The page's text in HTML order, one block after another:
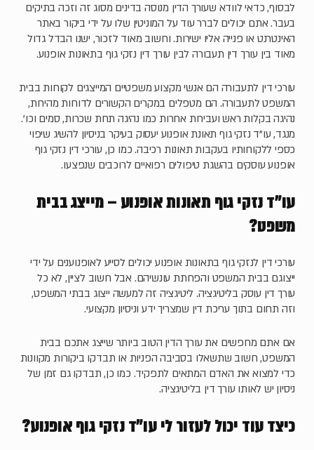
לבסוף, כדאי לוודא שעורך הדין מנוסה בדינים מסוג זה וזכה בתיקים
בעבר. אתם יכולים לברר עוד על המוניטין שלו על ידי ביקור באתר
האינטרנט או פנייה אליו ישירות. וחשוב מאוד לזכור, ישנו הבדל גדול
מאוד בין עורך דין תעבורה לבין עורך דין נזקי גוף בתאונות אופנוע.
עורכי דין לתעבורה הם אנשי מקצוע משפטיים המייצגים לקוחות בבית
המשפט לתעבורה. הם מטפלים במקרים הקשורים לדוחות מהירות,
נהיגה בקלות ראש ועבירות אחרות כמו נהיגה תחת שכרות, סמים וכו'.
מנגד, עו"ד נזקי גוף תאונת אופנוע יעסוק בעיקר בניסיון להשיג שיפוי
כספי ללקוחותיו בעקבות תאונות רכיבה. כמו כן, עורכי דין נזקי גוף
אופנוע עוסקים בהשגת טיפולים רפואיים לרוכבים שנפצעו.
עו"ד נזקי גוף תאונות אופנוע – מייצג בבית
משפט?
עורכי דין לנזקי גוף בתאונות אופנוע יכולים לסייע לאופנוענים על ידי
ייצוגם בבית המשפט והפחתת עונשיהם. אבל חשוב לציין, לא כל
עורך דין עוסק בליטיגציה. ליטיגציה זה למעשה ייצוג בבתי המשפט,
וזה תחום בתוך עריכת דין שמצריך ידע וניסיון מקצועי.
אם אתם מחפשים את עורך הדין הטוב ביותר שייצג אתכם בבית
המשפט, חשוב שתשאלו בסביבה הפניות או תבדקו ביקורות מקוונות
כדי למצוא את האדם המתאים לתפקיד. כמו כן, תבדקו גם זמן של
ניסיון יש לאותו עורך דין בליטיגציה.
כיצד עוד יכול לעזור לי עו"ד נזקי גוף אופנוע?